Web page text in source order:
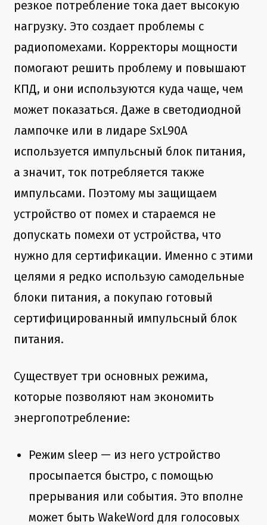
резкое потребление тока дает высокую
нагрузку. Это создает проблемы с
радиопомехами. Корректоры мощности
помогают решить проблему и повышают
КПД, и они используются куда чаще, чем
может показаться. Даже в светодиодной
лампочке или в лидаре SxL90A
используется импульсный блок питания,
а значит, ток потребляется также
импульсами. Поэтому мы защищаем
устройство от помех и стараемся не
допускать помехи от устройства, что
нужно для сертификации. Именно с этими
целями я редко использую самодельные
блоки питания, а покупаю готовый
сертифицированный импульсный блок
питания.
Существует три основных режима,
которые позволяют нам экономить
энергопотребление:
Режим sleep — из него устройство
просыпается быстро, с помощью
прерывания или события. Это вполне
может быть WakeWord для голосовых